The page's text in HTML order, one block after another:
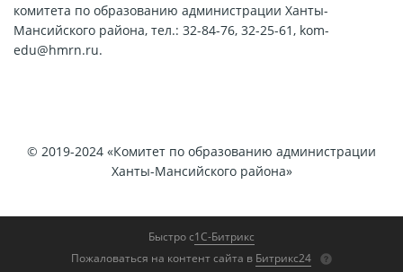
комитета по образованию администрации Ханты-
Мансийского района, тел.: 32-84-76, 32-25-61, kom-
edu@hmrn.ru.
© 2019-2024 «Комитет по образованию администрации
Ханты-Мансийского района»
Быстро с1С-Битрикс
Пожаловаться на контент cайта в Битрикс24